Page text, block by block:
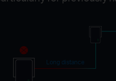
Long distance